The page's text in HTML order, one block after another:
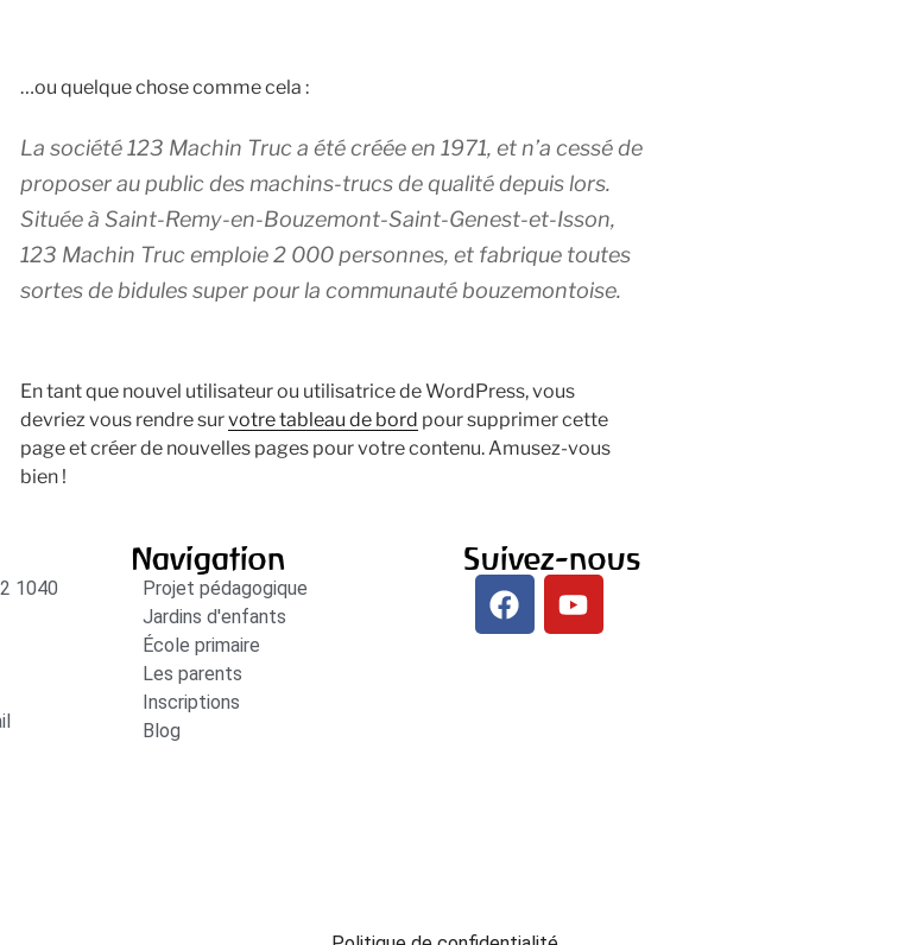
…ou quelque chose comme cela :
La société 123 Machin Truc a été créée en 1971, et n’a cessé de
proposer au public des machins-trucs de qualité depuis lors.
Située à Saint-Remy-en-Bouzemont-Saint-Genest-et-Isson,
123 Machin Truc emploie 2 000 personnes, et fabrique toutes
sortes de bidules super pour la communauté bouzemontoise.
En tant que nouvel utilisateur ou utilisatrice de WordPress, vous
devriez vous rendre survotre tableau de bord pour supprimer cette
page et créer de nouvelles pages pour votre contenu. Amusez-vous
bien !
1040
Navigation
Projet pédagogique
Jardins d'enfants
École primaire
Les parents
Inscriptions
Blog
Suivez-nous